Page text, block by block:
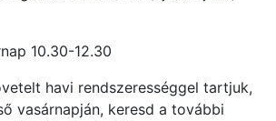
10.30-12.30
havi rendszerességgel tartjuk,
vasárnapján, keresd a további